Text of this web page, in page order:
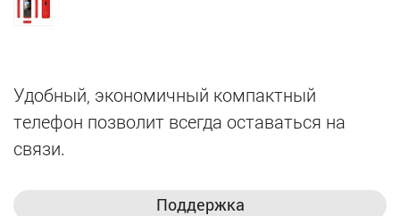
Удобный, экономичный компактный
телефон позволит всегда оставаться на
связи.
Поддержка